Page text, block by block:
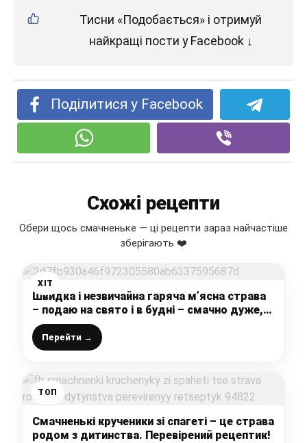
Тисни «Подобається» і отримуй
найкращі пости у Facebook ↓
Поділитися у Facebook
Схожі рецепти
Обери щось смачненьке — ці рецепти зараз найчастіше
зберігають ❤️
ХІТ
Швидка і незвичайна гаряча м’ясна страва
– подаю на свято і в будні – смачно дуже,
саме те, що треба
Перейти →
ТОП
Смачненькі крученики зі спагеті – це страва
родом з дитинства. Перевірений рецептик!